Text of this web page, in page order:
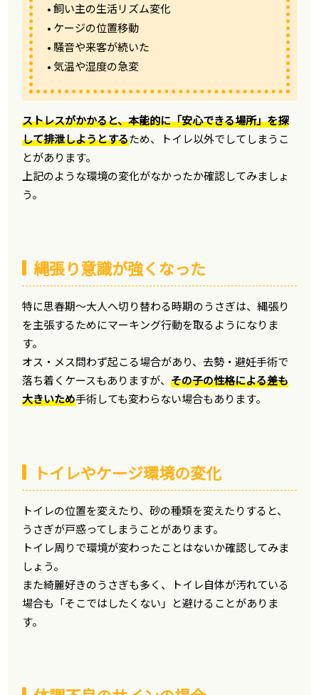
• 飼い主の生活リズム変化
• ケージの位置移動
• 騒音や来客が続いた
• 気温や湿度の急変
ストレスがかかると、本能的に「安心できる場所」を探
して排泄しようとするため、トイレ以外でしてしまうこ
とがあります。
上記のような環境の変化がなかったか確認してみましょ
う。
縄張り意識が強くなった
特に思春期〜大人へ切り替わる時期のうさぎは、縄張り
を主張するためにマーキング行動を取るようになりま
す。
オス・メス問わず起こる場合があり、去勢・避妊手術で
落ち着くケースもありますが、その子の性格による差も
大きいため手術しても変わらない場合もあります。
トイレやケージ環境の変化
トイレの位置を変えたり、砂の種類を変えたりすると、
うさぎが戸惑ってしまうことがあります。
トイレ周りで環境が変わったことはないか確認してみま
しょう。
また綺麗好きのうさぎも多く、トイレ自体が汚れている
場合も「そこではしたくない」と避けることがありま
す。